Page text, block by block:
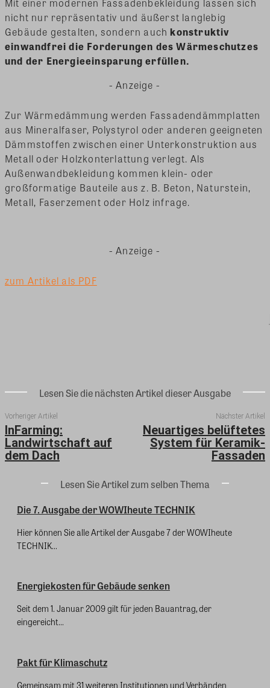
nicht nur repräsentativ und äußerst langlebig
Gebäude gestalten, sondern auchkonstruktiv
einwandfrei die Forderungen des Wärmeschutzes
und der Energieeinsparung erfüllen.
- Anzeige -
Zur Wärmedämmung werden Fassadendämmplatten
aus Mineralfaser, Polystyrol oder anderen geeigneten
Dämmstoffen zwischen einer Unterkonstruktion aus
Metall oder Holzkonterlattung verlegt. Als
Außenwandbekleidung kommen klein- oder
großformatige Bauteile aus z. B. Beton, Naturstein,
Metall, Faserzement oder Holz infrage.
- Anzeige -
zum Artikel als PDF
Lesen Sie die nächsten Artikel dieser Ausgabe
Vorheriger Artikel
InFarming:
Landwirtschaft auf
dem Dach
Nächster Artikel
Neuartiges belüftetes
System für Keramik-
Fassaden
Lesen Sie Artikel zum selben Thema
Die 7. Ausgabe der WOWIheute TECHNIK
Hier können Sie alle Artikel der Ausgabe 7 der WOWIheute
TECHNIK...
Energiekosten für Gebäude senken
Seit dem 1. Januar 2009 gilt für jeden Bauantrag, der
eingereicht...
Pakt für Klimaschutz
Gemeinsam mit 31 weiteren Institutionen und Verbänden